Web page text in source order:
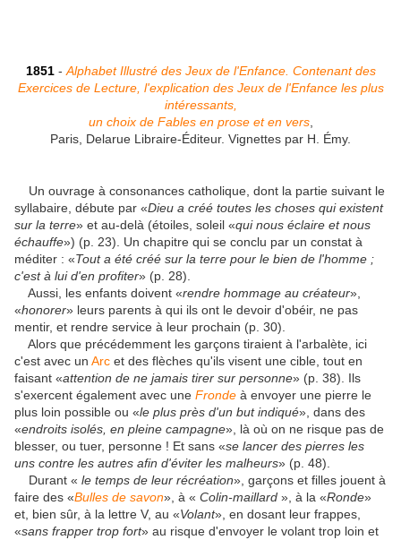
1851- Alphabet Illustré des Jeux de l'Enfance. Contenant des
Exercices de Lecture, l'explication des Jeux de l'Enfance les plus
intéressants,
un choix de Fables en prose et en vers,
Paris, Delarue Libraire-Éditeur. Vignettes par H. Émy.
Un ouvrage à consonances catholique, dont la partie suivant le
syllabaire, débute par «Dieu a créé toutes les choses qui existent
sur la terre» et au-delà (étoiles, soleil «qui nous éclaire et nous
échauffe») (p. 23). Un chapitre qui se conclu par un constat à
méditer : «Tout a été créé sur la terre pour le bien de l'homme ;
c'est à lui d'en profiter» (p. 28).
Aussi, les enfants doivent «rendre hommage au créateur»,
«honorer» leurs parents à qui ils ont le devoir d'obéir, ne pas
mentir, et rendre service à leur prochain (p. 30).
Alors que précédemment les garçons tiraient à l'arbalète, ici
c'est avec un Arc et des flèches qu'ils visent une cible, tout en
faisant «attention de ne jamais tirer sur personne» (p. 38). Ils
s'exercent également avec une Fronde à envoyer une pierre le
plus loin possible ou «le plus près d'un but indiqué», dans des
«endroits isolés, en pleine campagne», là où on ne risque pas de
blesser, ou tuer, personne ! Et sans «se lancer des pierres les
uns contre les autres afin d'éviter les malheurs» (p. 48).
Durant « le temps de leur récréation», garçons et filles jouent à
faire des «Bulles de savon», à « Colin-maillard », à la «Ronde»
et, bien sûr, à la lettre V, au «Volant», en dosant leur frappes,
«sans frapper trop fort» au risque d'envoyer le volant trop loin et